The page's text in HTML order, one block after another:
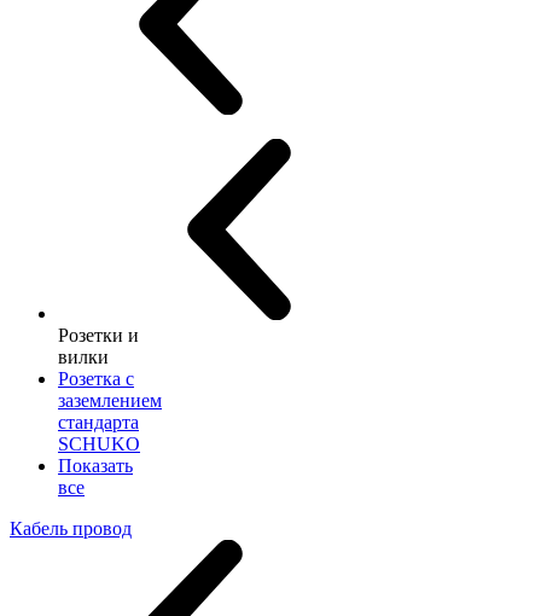
Розетки и
вилки
Розетка с
заземлением
стандарта
SCHUKO
Показать
все
Кабель провод